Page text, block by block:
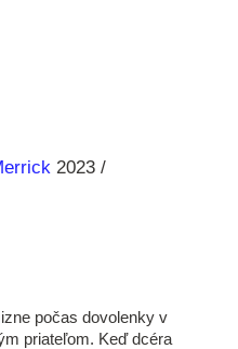
2023
počas dovolenky v
priateľom. Keď dcéra